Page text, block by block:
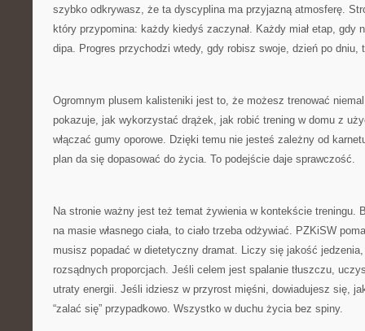
szybko odkrywasz, że ta dyscyplina ma przyjazną atmosferę.
który przypomina: każdy kiedyś zaczynał. Każdy miał etap, gdy
dipa. Progres przychodzi wtedy, gdy robisz swoje, dzień po dniu,
Ogromnym plusem kalisteniki jest to, że możesz trenować
pokazuje, jak wykorzystać drążek, jak robić trening w domu z
włączać gumy oporowe. Dzięki temu nie jesteś zależny od
plan da się dopasować do życia. To podejście daje sprawczość.
Na stronie ważny jest też temat żywienia w kontekście treningu.
na masie własnego ciała, to ciało trzeba odżywiać. PZKiSW
musisz popadać w dietetyczny dramat. Liczy się jakość
rozsądnych proporcjach. Jeśli celem jest spalanie tłuszczu,
utraty energii. Jeśli idziesz w przyrost mięśni, dowiadujesz się,
“zalać się” przypadkowo. Wszystko w duchu życia bez spiny.